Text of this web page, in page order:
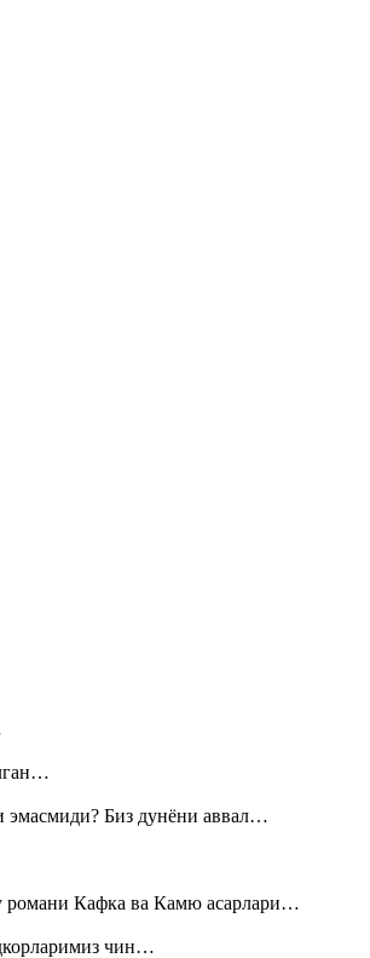
эмасмиди? Биз дунёни аввал…
романи Кафка ва Камю асарлари…
чин…